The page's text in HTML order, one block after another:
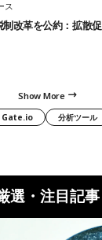
ス
改革を公約：拡散
Show More
Gate.io 分析ツール
選・注目記事